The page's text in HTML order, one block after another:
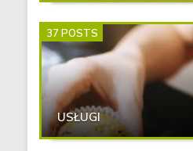
37 POSTS
USŁUGI